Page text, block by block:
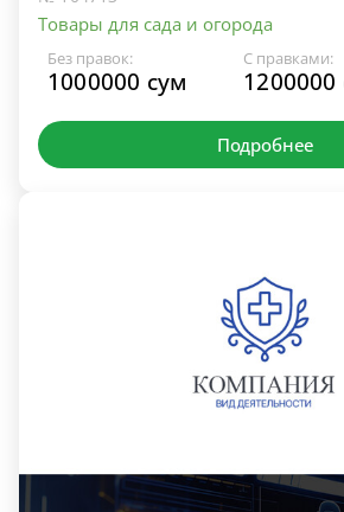
Товары для сада и огорода
Без правок:
1000000 сум
С правками:
1200000
Подробнее